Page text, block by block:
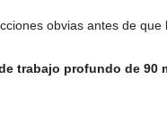
obvias antes de que
trabajo profundo de 90